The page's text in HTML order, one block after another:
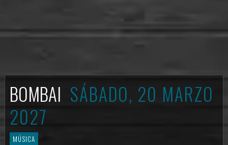
BOMBAI SÁBADO, 20 MARZO
2027
MÚSICA